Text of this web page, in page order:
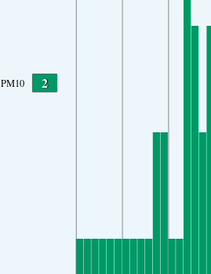
PM10 2